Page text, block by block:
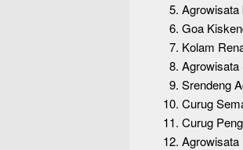
Agrowisata
Goa
Kolam
Agrowisata
Srendeng
Curug
Curug
Agrowisata